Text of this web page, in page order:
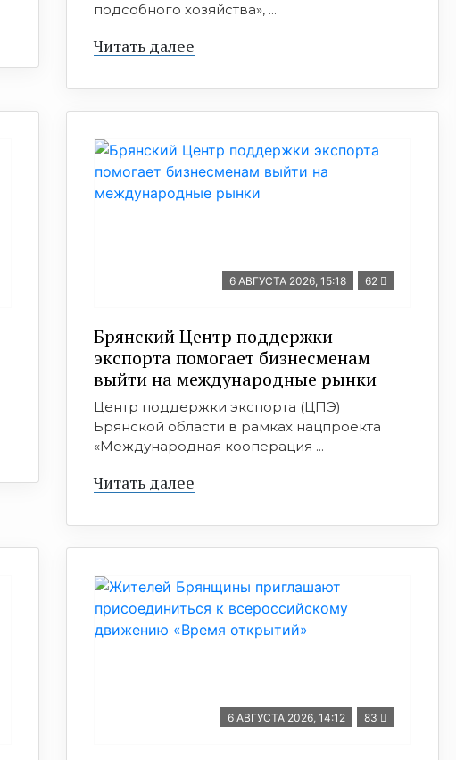
подсобного хозяйства», ...
Читать далее
6 АВГУСТА 2026, 15:18 62
Брянский Центр поддержки
экспорта помогает бизнесменам
выйти на международные рынки
Центр поддержки экспорта (ЦПЭ)
Брянской области в рамках нацпроекта
«Международная кооперация ...
Читать далее
6 АВГУСТА 2026, 14:12 83